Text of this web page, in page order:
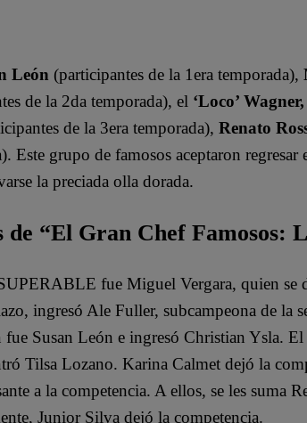
León (participantes de la 1era temporada),
de la 2da temporada), el ‘Loco’
de la 3era temporada), Renato
Este grupo de famosos aceptaron regresar
la preciada olla dorada.
de “El Gran Chef Famosos:
fue Miguel Vergara, quien se
ingresó Ale Fuller, subcampeona de la
Susan León e ingresó Christian Ysla.
Tilsa Lozano. Karina Calmet dejó la
a la competencia. A ellos, se les suma
Junior Silva dejó la competencia.